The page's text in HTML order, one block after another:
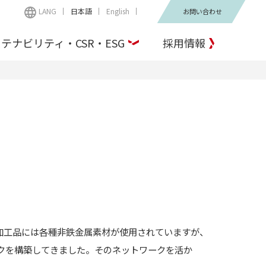
LANG 日本語 English お問い合わせ
ナビリティ・CSR・ESG 採用情報
品には各種非鉄金属素材が使用されていますが、
構築してきました。そのネットワークを活か